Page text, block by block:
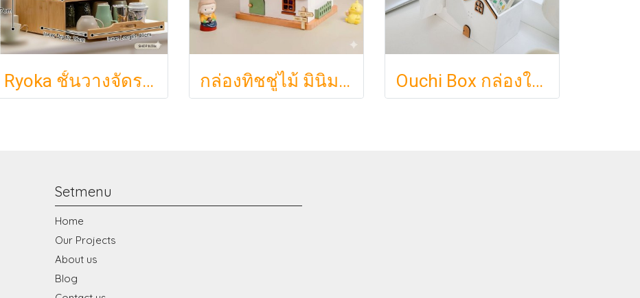
Ryoka ชั้นวางจัดระเบียบตั้งโต๊ะ 2 ชั้น สไตล์มินิมอล-ญี่ปุ่น ลิ้นชักเลื่อน ลิ้นชักเก็บแก้ว วัสดุไม้ธรรมชาติ ไม่ต้องประกอบ ประหยัดพื้นที่เคาน์เตอร์ กล่องทิชชู่ไม้ มินิมอล รูปบ้าน Nordic แต่งบ้านน่ารัก ฝาแม่เหล็ก มีช่องเสียบการ์ด (สำหรับทิชชู่ไซส์ S) Ouchi Box กล่องใส่ทิชชู่สไตล์มินิมอล ทรงบ้านญี่ปุ่น พร้อมช่องเก็บรีโมทจัดระเบียบโต๊ะ
Setmenu
Home
Our Projects
About us
Blog